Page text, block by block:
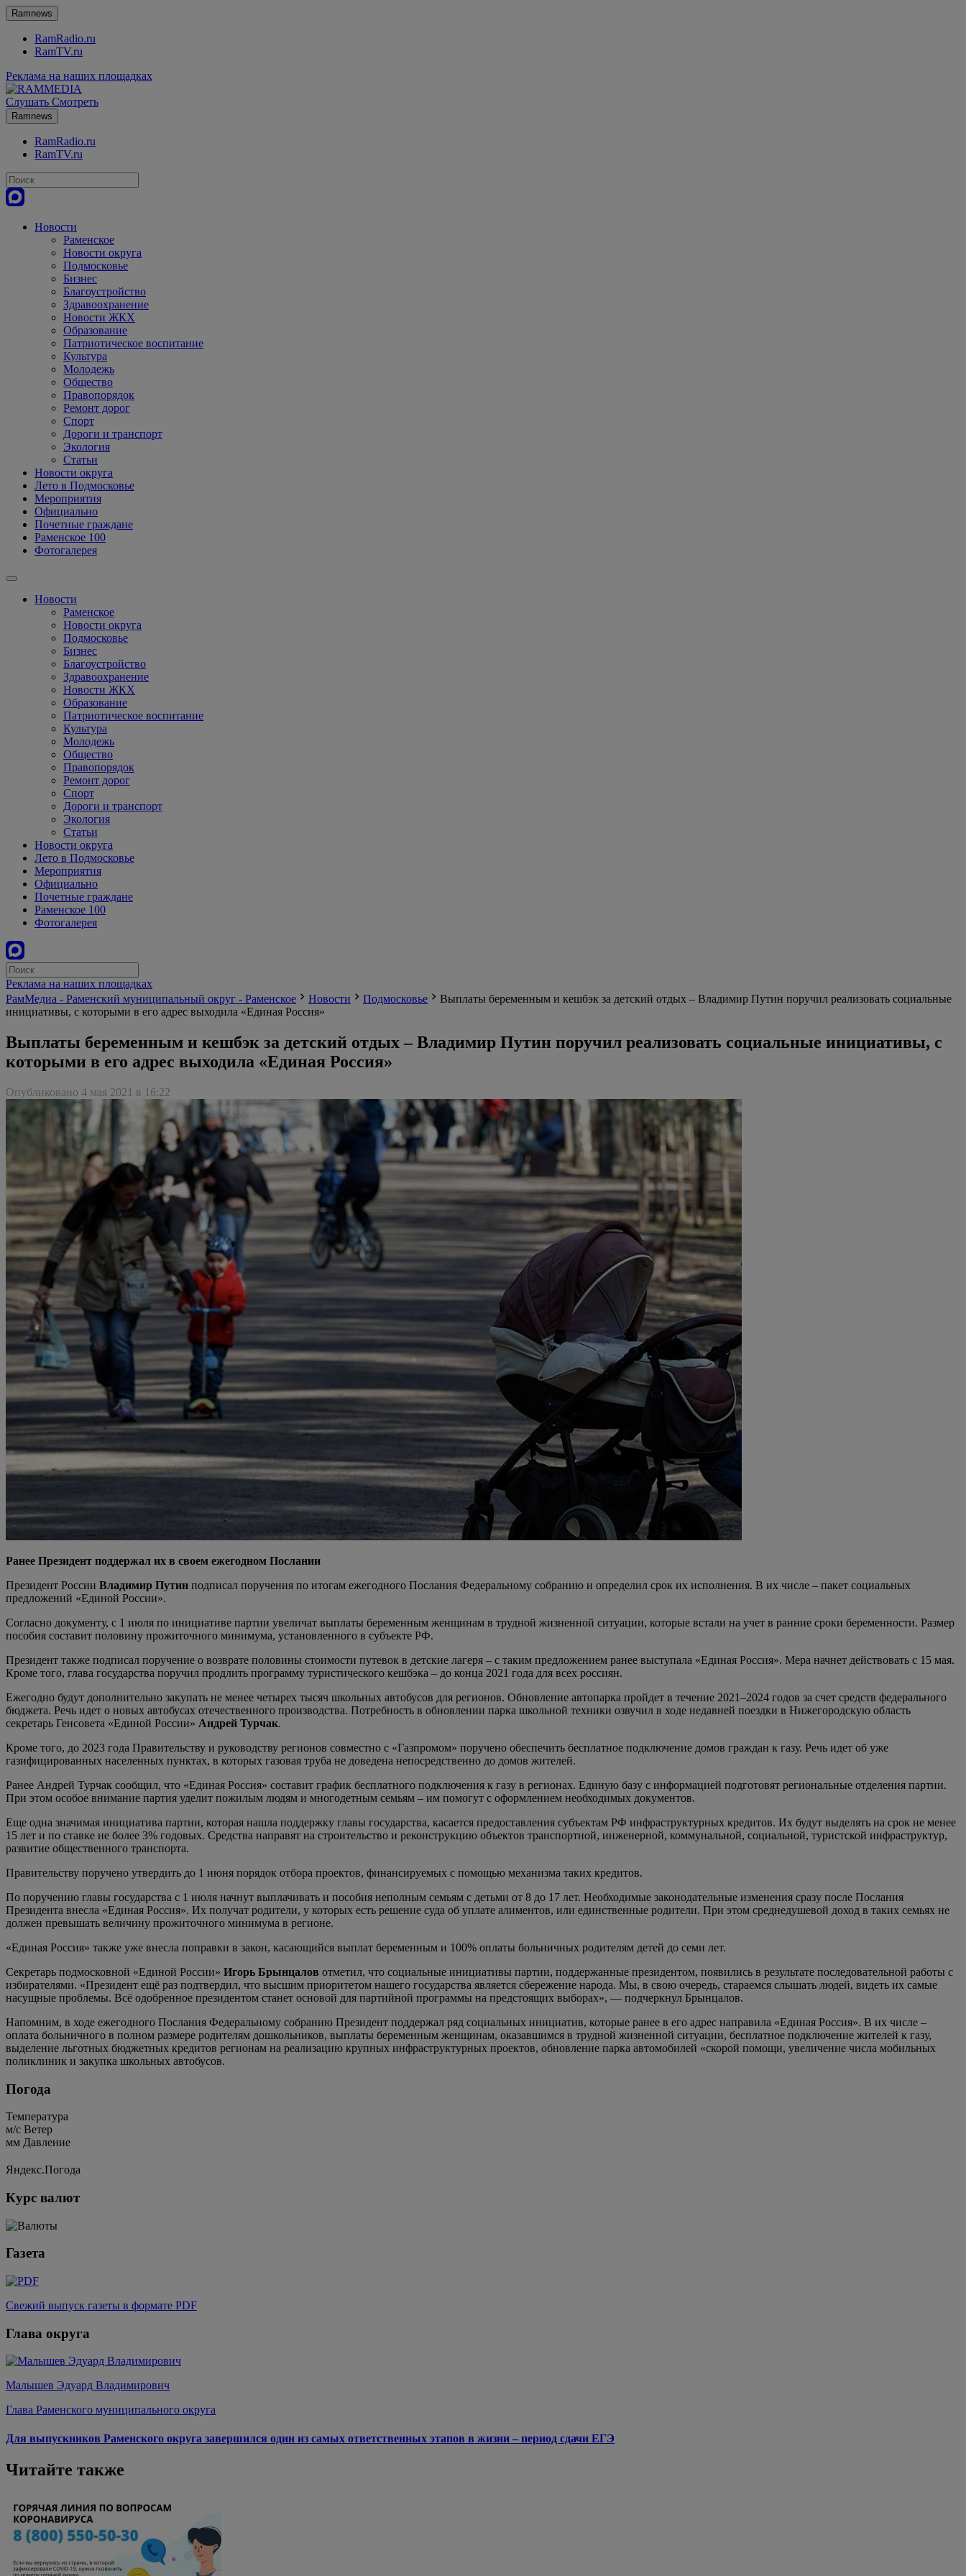
Ramnews
RamRadio.ru
RamTV.ru
Реклама на наших площадках
Слушать Смотреть
Ramnews
RamRadio.ru
RamTV.ru
Новости
Раменское
Новости округа
Подмосковье
Бизнес
Благоустройство
Здравоохранение
Новости ЖКХ
Образование
Патриотическое воспитание
Культура
Молодежь
Общество
Правопорядок
Ремонт дорог
Спорт
Дороги и транспорт
Экология
Статьи
Новости округа
Лето в Подмосковье
Мероприятия
Официально
Почетные граждане
Раменское 100
Фотогалерея
Новости
Раменское
Новости округа
Подмосковье
Бизнес
Благоустройство
Здравоохранение
Новости ЖКХ
Образование
Патриотическое воспитание
Культура
Молодежь
Общество
Правопорядок
Ремонт дорог
Спорт
Дороги и транспорт
Экология
Статьи
Новости округа
Лето в Подмосковье
Мероприятия
Официально
Почетные граждане
Раменское 100
Фотогалерея
Реклама на наших площадках
РамМедиа - Раменский муниципальный округ - Раменское
Новости Подмосковье
Выплаты беременным и кешбэк за детский отдых – Владимир Путин поручил реализовать социальные
инициативы, с которыми в его адрес выходила «Единая Россия»
Выплаты беременным и кешбэк за детский отдых – Владимир Путин поручил реализовать социальные инициативы, с
которыми в его адрес выходила «Единая Россия»
Опубликовано 4 мая 2021 в 16:22
Ранее Президент поддержал их в своем ежегодном Послании
Президент России Владимир Путин подписал поручения по итогам ежегодного Послания Федеральному собранию и определил срок их исполнения. В их числе – пакет социальных
предложений «Единой России».
Согласно документу, с 1 июля по инициативе партии увеличат выплаты беременным женщинам в трудной жизненной ситуации, которые встали на учет в ранние сроки беременности. Размер
пособия составит половину прожиточного минимума, установленного в субъекте РФ.
Президент также подписал поручение о возврате половины стоимости путевок в детские лагеря – с таким предложением ранее выступала «Единая Россия». Мера начнет действовать с 15 мая.
Кроме того, глава государства поручил продлить программу туристического кешбэка – до конца 2021 года для всех россиян.
Ежегодно будут дополнительно закупать не менее четырех тысяч школьных автобусов для регионов. Обновление автопарка пройдет в течение 2021–2024 годов за счет средств федерального
бюджета. Речь идет о новых автобусах отечественного производства. Потребность в обновлении парка школьной техники озвучил в ходе недавней поездки в Нижегородскую область
секретарь Генсовета «Единой России» Андрей Турчак.
Кроме того, до 2023 года Правительству и руководству регионов совместно с «Газпромом» поручено обеспечить бесплатное подключение домов граждан к газу. Речь идет об уже
газифицированных населенных пунктах, в которых газовая труба не доведена непосредственно до домов жителей.
Ранее Андрей Турчак сообщил, что «Единая Россия» составит график бесплатного подключения к газу в регионах. Единую базу с информацией подготовят региональные отделения партии.
При этом особое внимание партия уделит пожилым людям и многодетным семьям – им помогут с оформлением необходимых документов.
Еще одна значимая инициатива партии, которая нашла поддержку главы государства, касается предоставления субъектам РФ инфраструктурных кредитов. Их будут выделять на срок не менее
15 лет и по ставке не более 3% годовых. Средства направят на строительство и реконструкцию объектов транспортной, инженерной, коммунальной, социальной, туристской инфраструктур,
развитие общественного транспорта.
Правительству поручено утвердить до 1 июня порядок отбора проектов, финансируемых с помощью механизма таких кредитов.
По поручению главы государства с 1 июля начнут выплачивать и пособия неполным семьям с детьми от 8 до 17 лет. Необходимые законодательные изменения сразу после Послания
Президента внесла «Единая Россия». Их получат родители, у которых есть решение суда об уплате алиментов, или единственные родители. При этом среднедушевой доход в таких семьях не
должен превышать величину прожиточного минимума в регионе.
«Единая Россия» также уже внесла поправки в закон, касающийся выплат беременным и 100% оплаты больничных родителям детей до семи лет.
Секретарь подмосковной «Единой России» Игорь Брынцалов отметил, что социальные инициативы партии, поддержанные президентом, появились в результате последовательной работы с
избирателями. «Президент ещё раз подтвердил, что высшим приоритетом нашего государства является сбережение народа. Мы, в свою очередь, стараемся слышать людей, видеть их самые
насущные проблемы. Всё одобренное президентом станет основой для партийной программы на предстоящих выборах», — подчеркнул Брынцалов.
Напомним, в ходе ежегодного Послания Федеральному собранию Президент поддержал ряд социальных инициатив, которые ранее в его адрес направила «Единая Россия». В их числе –
оплата больничного в полном размере родителям дошкольников, выплаты беременным женщинам, оказавшимся в трудной жизненной ситуации, бесплатное подключение жителей к газу,
выделение льготных бюджетных кредитов регионам на реализацию крупных инфраструктурных проектов, обновление парка автомобилей «скорой помощи, увеличение числа мобильных
поликлиник и закупка школьных автобусов.
Погода
Температура
м/c Ветер
мм Давление
Яндекс.Погода
Курс валют
Газета
Свежий выпуск газеты в формате PDF
Глава округа
Малышев Эдуард Владимирович
Глава Раменского муниципального округа
Для выпускников Раменского округа завершился один из самых ответственных этапов в жизни – период сдачи ЕГЭ
Читайте также